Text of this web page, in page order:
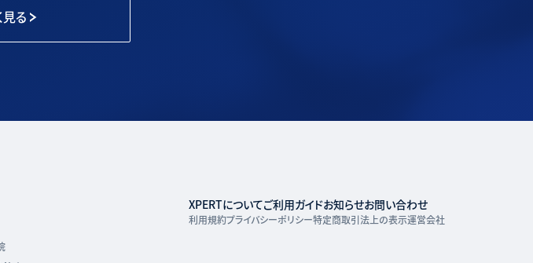
見る
XPERTについてご利用ガイドお知らせお問い合わせ
利用規約プライバシーポリシー特定商取引法上の表示運営会社